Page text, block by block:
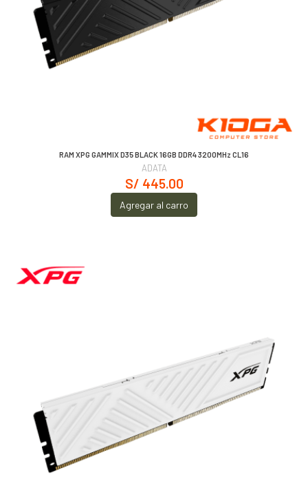
RAM XPG GAMMIX D35 BLACK 16GB DDR4 3200MHz CL16
ADATA
S/ 445.00
Agregar al carro